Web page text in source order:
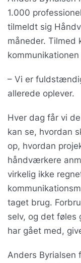
1.000
tilmeldt sig
måneder. Tilmed
– Vi er
allerede oplever.
Hver dag får vi
kan se, hvordan
op, hvordan
håndværkere
virkelig ikke
taget brug.
selv, og det føles
har gået med,
Anders